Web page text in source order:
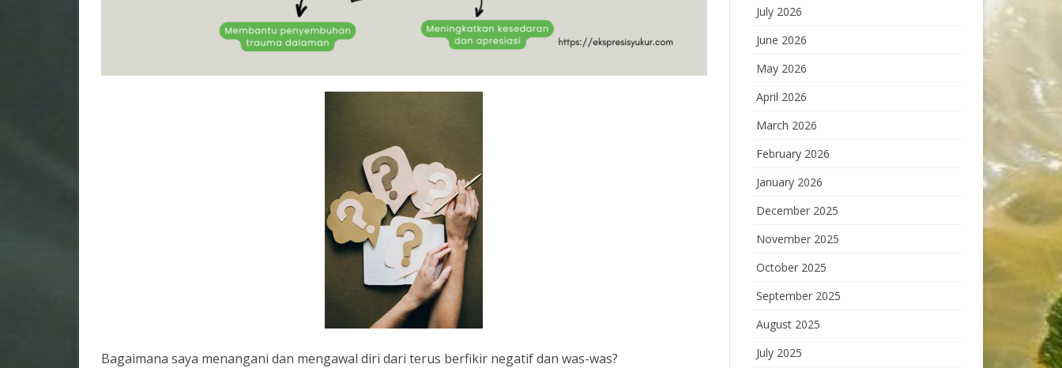
Bagaimana saya menangani dan mengawal diri dari terus berfikir negatif dan was-was?
July 2026
June 2026
May 2026
April 2026
March 2026
February 2026
January 2026
December 2025
November 2025
October 2025
September 2025
August 2025
July 2025